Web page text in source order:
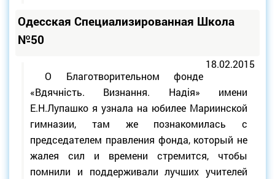
Одесская Специализированная Школа
№50
18.02.2015
О Благотворительном фонде
«Вдячність. Визнання. Надія» имени
Е.Н.Лупашко я узнала на юбилее Мариинской
гимназии, там же познакомилась с
председателем правления фонда, который не
жалея сил и времени стремится, чтобы
помнили и поддерживали лучших учителей